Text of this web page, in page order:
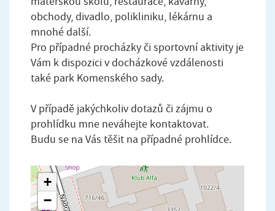
obchody, divadlo, polikliniku, lékárnu a
mnohé další.
Pro případné procházky či sportovní aktivity je
Vám k dispozici v docházkové vzdálenosti
také park Komenského sady.
V případě jakýchkoliv dotazů či zájmu o
prohlídku mne neváhejte kontaktovat.
Budu se na Vás těšit na případné prohlídce.
+
−